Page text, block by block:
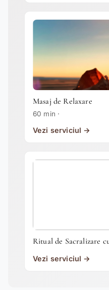
Masaj de Relaxare
60 min ·
Vezi serviciul →
Ritual de Sacralizare
Vezi serviciul →